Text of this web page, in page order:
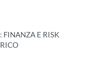
E RISK